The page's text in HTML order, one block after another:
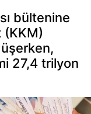
bültenine
(KKM)
27,4 trilyon